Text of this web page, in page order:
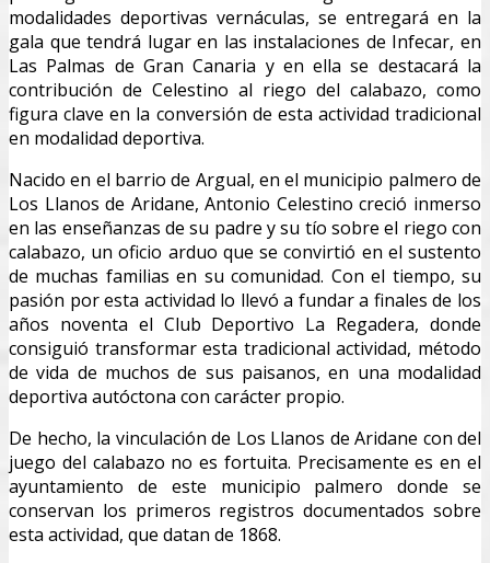
modalidades deportivas vernáculas, se entregará en la
gala que tendrá lugar en las instalaciones de Infecar, en
Las Palmas de Gran Canaria y en ella se destacará la
contribución de Celestino al riego del calabazo, como
figura clave en la conversión de esta actividad tradicional
en modalidad deportiva.
Nacido en el barrio de Argual, en el municipio palmero de
Los Llanos de Aridane, Antonio Celestino creció inmerso
en las enseñanzas de su padre y su tío sobre el riego con
calabazo, un oficio arduo que se convirtió en el sustento
de muchas familias en su comunidad. Con el tiempo, su
pasión por esta actividad lo llevó a fundar a finales de los
años noventa el Club Deportivo La Regadera, donde
consiguió transformar esta tradicional actividad, método
de vida de muchos de sus paisanos, en una modalidad
deportiva autóctona con carácter propio.
De hecho, la vinculación de Los Llanos de Aridane con del
juego del calabazo no es fortuita. Precisamente es en el
ayuntamiento de este municipio palmero donde se
conservan los primeros registros documentados sobre
esta actividad, que datan de 1868.